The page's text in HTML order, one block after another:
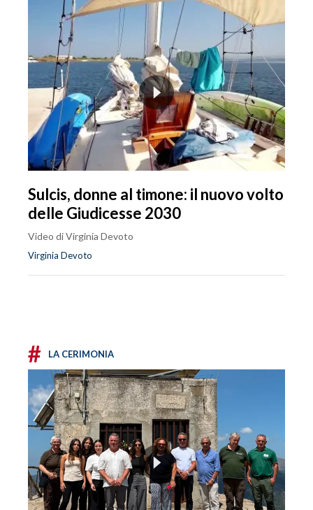
Sulcis, donne al timone: il nuovo volto
delle Giudicesse 2030
Video di Virginia Devoto
Virginia Devoto
# LA CERIMONIA